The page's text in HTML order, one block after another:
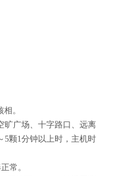
。
旷广场、十字路口、远离
5颗1分钟以上时，主机时
常。